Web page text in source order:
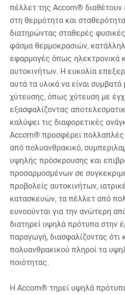
πέλλετ της Accom® διαθέτουν
στη θερμότητα και
διατηρώντας σταθερές
φάσμα θερμοκρασιών,
εφαρμογές όπως ηλεκτρονικά
αυτοκινήτων. Η ευκολία
αυτά τα υλικά να είναι
χύτευσης, όπως χύτευση με
εξασφαλίζοντας
καλύψει τις διαφορετικές
Accom® προσφέρει
από πολυανθρακικό,
υψηλής πρόσκρουσης και
προσαρμοσμένων σε
προβολείς αυτοκινήτων,
κατασκευών, τα πέλλετ από
ευνοούνται για την ανώτερη
διατηρεί υψηλά πρότυπα στην
παραγωγή, διασφαλίζοντας ότι
πολυανθρακικού πληροί τα
ποιότητας.
Η Accom® τηρεί υψηλά